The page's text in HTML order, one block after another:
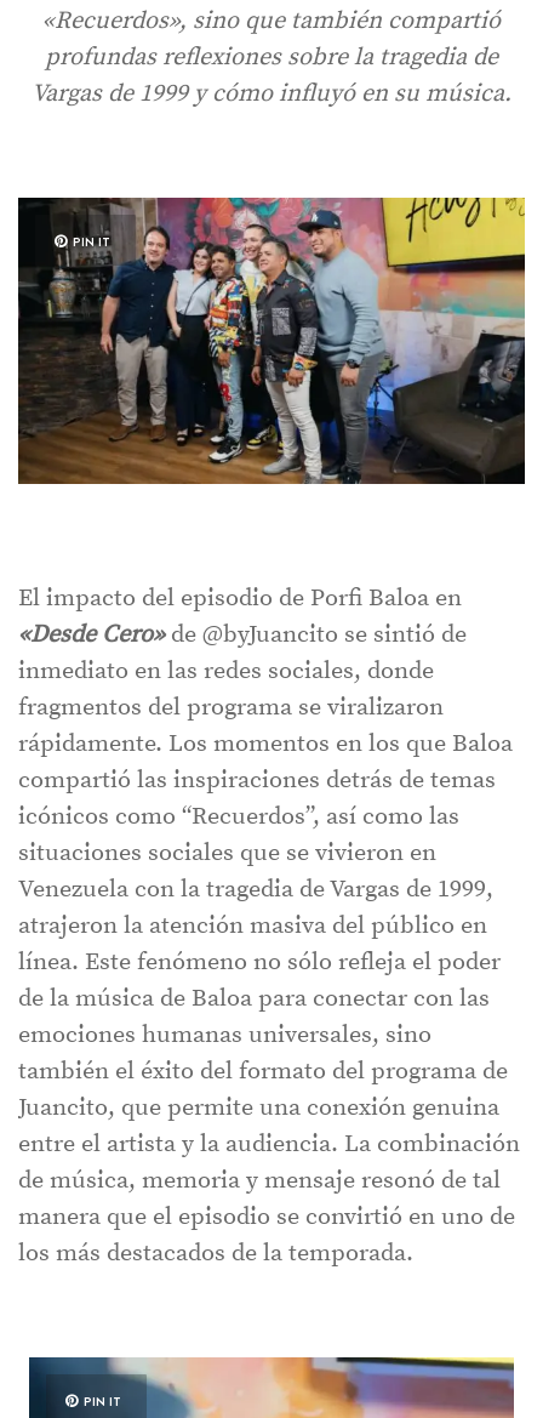
«Recuerdos», sino que también compartió
profundas reflexiones sobre la tragedia de
Vargas de 1999 y cómo influyó en su música.
PIN IT
El impacto del episodio de Porfi Baloa en
«Desde Cero» de @byJuancito se sintió de
inmediato en las redes sociales, donde
fragmentos del programa se viralizaron
rápidamente. Los momentos en los que Baloa
compartió las inspiraciones detrás de temas
icónicos como “Recuerdos”, así como las
situaciones sociales que se vivieron en
Venezuela con la tragedia de Vargas de 1999,
atrajeron la atención masiva del público en
línea. Este fenómeno no sólo refleja el poder
de la música de Baloa para conectar con las
emociones humanas universales, sino
también el éxito del formato del programa de
Juancito, que permite una conexión genuina
entre el artista y la audiencia. La combinación
de música, memoria y mensaje resonó de tal
manera que el episodio se convirtió en uno de
los más destacados de la temporada.
PIN IT